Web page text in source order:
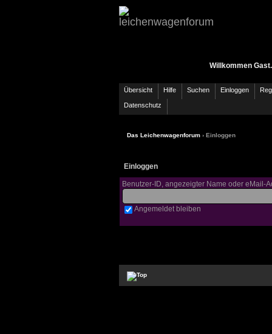
Willkommen
Übersicht Hilfe Suchen Einloggen
Datenschutz
Das Leichenwagenforum › Einloggen
Einloggen
Benutzer-ID, angezeigter Name oder eMail-
Angemeldet bleiben